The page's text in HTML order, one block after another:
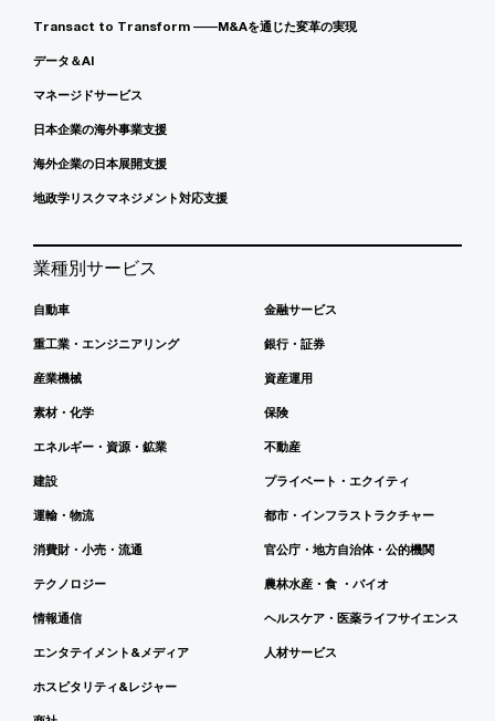
Transact to Transform ――M&Aを通じた変革の実現
データ＆AI
マネージドサービス
日本企業の海外事業支援
海外企業の日本展開支援
地政学リスクマネジメント対応支援
業種別サービス
自動車
重工業・エンジニアリング
産業機械
素材・化学
エネルギー・資源・鉱業
建設
運輸・物流
消費財・小売・流通
テクノロジー
情報通信
エンタテイメント&メディア
ホスピタリティ&レジャー
金融サービス
銀行・証券
資産運用
保険
不動産
プライベート・エクイティ
都市・インフラストラクチャー
官公庁・地方自治体・公的機関
農林水産・食 ・バイオ
ヘルスケア・医薬ライフサイエンス
人材サービス